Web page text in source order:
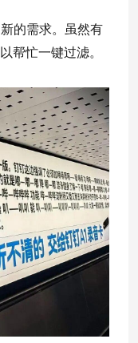
的需求。虽然有
帮忙一键过滤。